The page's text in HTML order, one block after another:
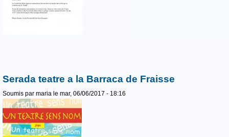
Serada teatre a la Barraca de Fraisse
Soumis par maria le mar, 06/06/2017 - 18:16